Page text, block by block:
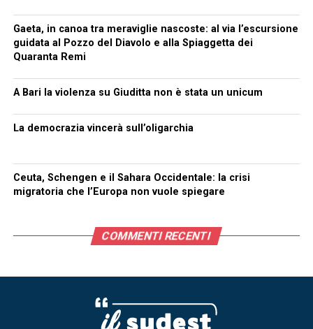
Gaeta, in canoa tra meraviglie nascoste: al via l’escursione
guidata al Pozzo del Diavolo e alla Spiaggetta dei
Quaranta Remi
A Bari la violenza su Giuditta non è stata un unicum
La democrazia vincerà sull’oligarchia
Ceuta, Schengen e il Sahara Occidentale: la crisi
migratoria che l’Europa non vuole spiegare
COMMENTI RECENTI